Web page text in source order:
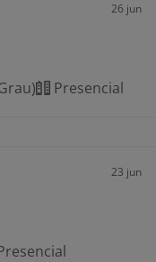
26 jun
Presencial
23 jun